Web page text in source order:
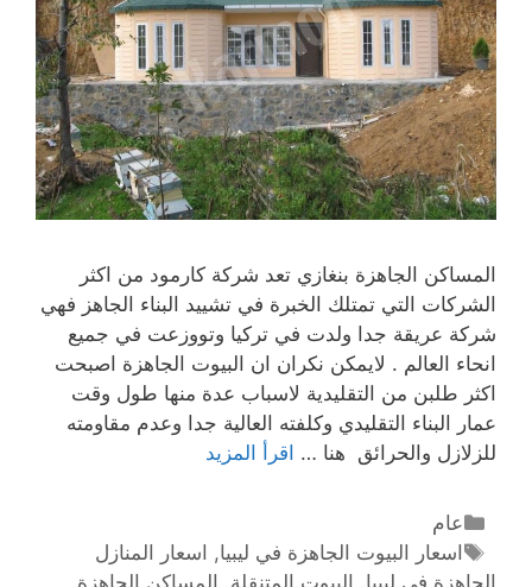
المساكن الجاهزة بنغازي تعد شركة كارمود من اكثر
الشركات التي تمتلك الخبرة في تشييد البناء الجاهز فهي
شركة عريقة جدا ولدت في تركيا وتووزعت في جميع
انحاء العالم . لايمكن نكران ان البيوت الجاهزة اصبحت
اكثر طلبن من التقليدية لاسباب عدة منها طول وقت
عمار البناء التقليدي وكلفته العالية جدا وعدم مقاومته
للزلازل والحرائق هنا … اقرأ المزيد
عام
اسعار البيوت الجاهزة في ليبيا, اسعار المنازل
الجاهزة في ليبيا, البيوت المتنقلة, المساكن الجاهزة